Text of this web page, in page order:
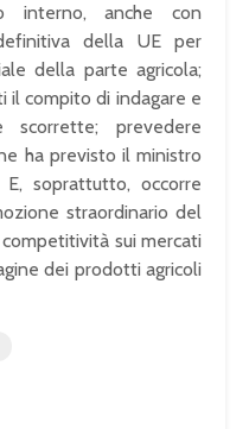
interno, anche con
della UE per
della parte agricola;
il compito di indagare e
scorrette; prevedere
ha previsto il ministro
soprattutto, occorre
straordinario del
sui mercati
dei prodotti agricoli